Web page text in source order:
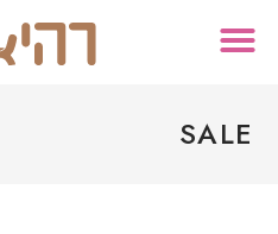
SALE